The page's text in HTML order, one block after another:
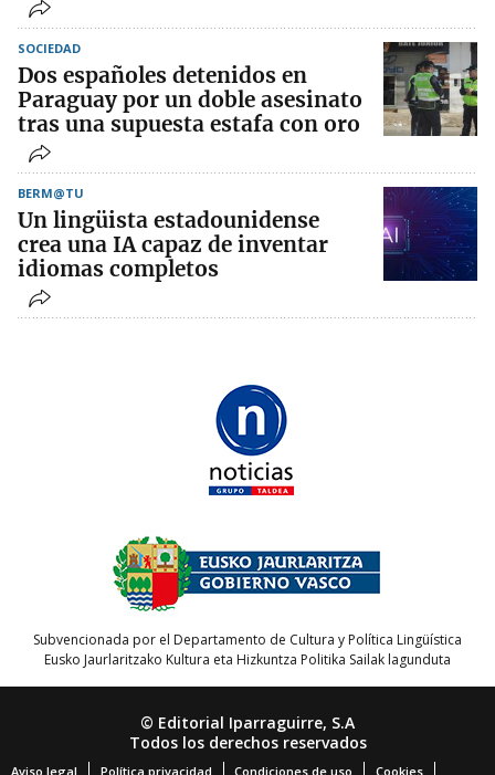
SOCIEDAD
Dos españoles detenidos en
Paraguay por un doble asesinato
tras una supuesta estafa con oro
BERM@TU
Un lingüista estadounidense
crea una IA capaz de inventar
idiomas completos
Subvencionada por el Departamento de Cultura y Política Lingüística
Eusko Jaurlaritzako Kultura eta Hizkuntza Politika Sailak lagunduta
© Editorial Iparraguirre, S.A
Todos los derechos reservados
Aviso legal Política privacidad Condiciones de uso Cookies